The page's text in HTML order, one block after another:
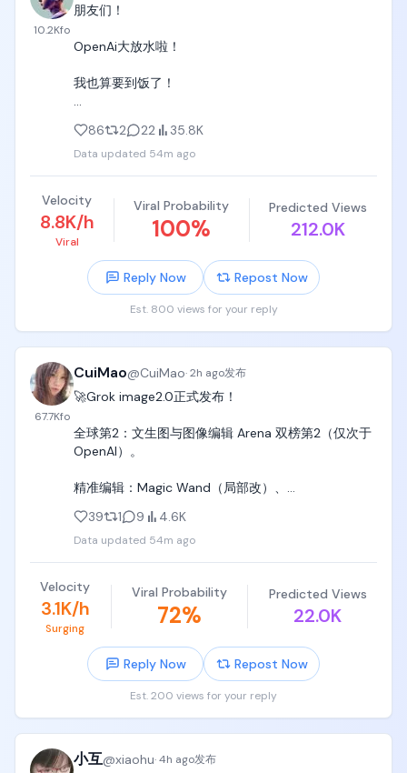
10.2Kfo
朋友们！
OpenAi大放水啦！
我也算要到饭了！
以后我再也不喷奥特曼和Openai了！
https://t.co/CGIzS4Un65
86 2 22 35.8K
Data updated 54m ago
Velocity
8.8K/h
Viral
Viral Probability
100%
Predicted Views
212.0K
Reply Now Repost Now
Est. 800 views for your reply
67.7Kfo
CuiMao@CuiMao·2h ago发布
🚀Grok image2.0正式发布！
全球第2：文生图与图像编辑 Arena 双榜第2（仅次于
OpenAI）。
精准编辑：Magic Wand（局部改）、
考、任意比例智能缩放。
文字极致清晰：密集排版、多语言文字锐利不糊，布
局如设计师规划。
真实可用：信息图、UI原型、游戏资产、产品图等直接
落地，指令跟随精确，细节不崩。
一致性强：跨编辑保持风格与主体，支持模板与系列
39 1 9 4.6K
Data updated 54m ago
Velocity
3.1K/h
Surging
Viral Probability
72%
Predicted Views
22.0K
Reply Now Repost Now
Est. 200 views for your reply
小互@xiaohu·4h ago发布